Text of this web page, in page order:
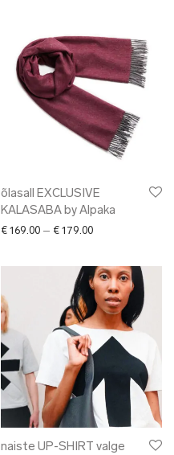
õlasall EXCLUSIVE
KALASABA by Alpaka
€ 169.00 – € 179.00Price range: €
naiste UP-SHIRT valge